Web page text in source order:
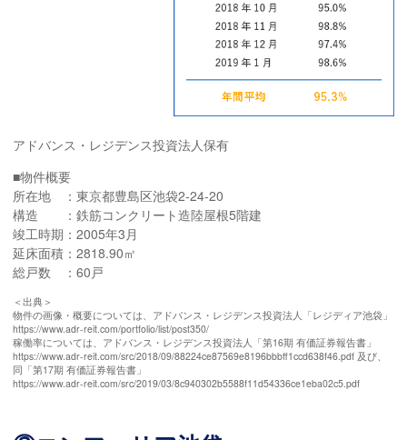
アドバンス・レジデンス投資法人保有
■物件概要
所在地 ：東京都豊島区池袋2-24-20
構造 ：鉄筋コンクリート造陸屋根5階建
竣工時期：2005年3月
延床面積：2818.90㎡
総戸数 ：60戸
＜出典＞
物件の画像・概要については、アドバンス・レジデンス投資法人「レジディア池袋」
https://www.adr-reit.com/portfolio/list/post350/
稼働率については、アドバンス・レジデンス投資法人「第16期 有価証券報告書」
https://www.adr-reit.com/src/2018/09/88224ce87569e8196bbbff1ccd638f46.pdf 及び、
同「第17期 有価証券報告書」
https://www.adr-reit.com/src/2019/03/8c940302b5588f11d54336ce1eba02c5.pdf